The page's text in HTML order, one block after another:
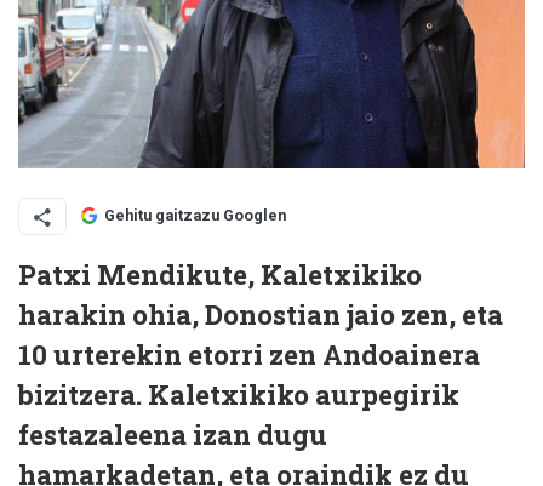
Gehitu gaitzazu Googlen
Patxi Mendikute, Kaletxikiko
harakin ohia, Donostian jaio zen, eta
10 urterekin etorri zen Andoainera
bizitzera. Kaletxikiko aurpegirik
festazaleena izan dugu
hamarkadetan, eta oraindik ez du